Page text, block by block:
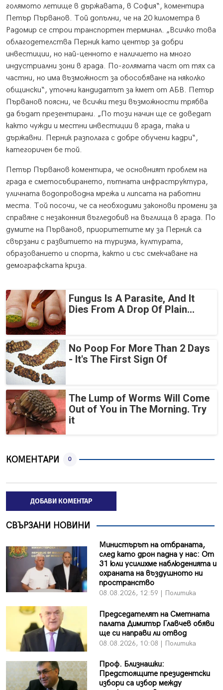
голямото летище в държавата, в София“, коментира
Петър Първанов. Той допълни, че на 20 километра в
Радомир се строи транспортен терминал. „Всичко това
облагодетелства Перник като център за добри
инвестиции, но най-ценното е наличието на много
индустриални зони в града. По-голямата част от тях са
частни, но има възможност за обособяване на няколко
общински“, уточни кандидатът за кмет от АБВ. Петър
Първанов поясни, че всички тези възможности трябва
да бъдат презентирани. „По този начин ще се доведат
както чужди и местни инвестиции в града, така и
държавни. Перник разполага с добре обучени кадри“,
категоричен бе той.
Петър Първанов коментира, че основният проблем на
града е сметосъбирането, пътната инфраструктура,
уличната водопроводна мрежа и липсата на работни
места. Той посочи, че са необходими законови промени за
справяне с незаконния въгледобив на въглища в града. По
думите на Първанов, приоритетите му за Перник са
свързани с развитието на туризма, културата,
образованието и спорта, както и със смекчаване на
демографската криза.
Fungus Is A Parasite, And It
Dies From A Drop Of Plain...
No Poop For More Than 2 Days
- It's The First Sign Of
The Lump of Worms Will Come
Out of You in The Morning. Try
it
КОМЕНТАРИ 0
ДОБАВИ КОМЕНТАР
СВЪРЗАНИ НОВИНИ
Министърът на отбраната,
след като дрон падна у нас: От
31 юли усилихме наблюденията и
охраната на въздушното ни
пространство
08.08.2026, 12:59 | Политика
Председателят на Сметната
палата Димитър Главчев обяви
ще си направи ли отвод
08.08.2026, 10:08 | Политика
Проф. Близнашки:
Предстоящите президентски
избори са избор между